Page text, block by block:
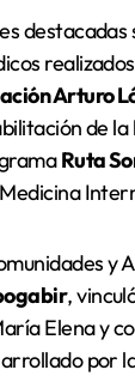
destacadas
Arturo
de la
Ruta
y
,
Elena y
por